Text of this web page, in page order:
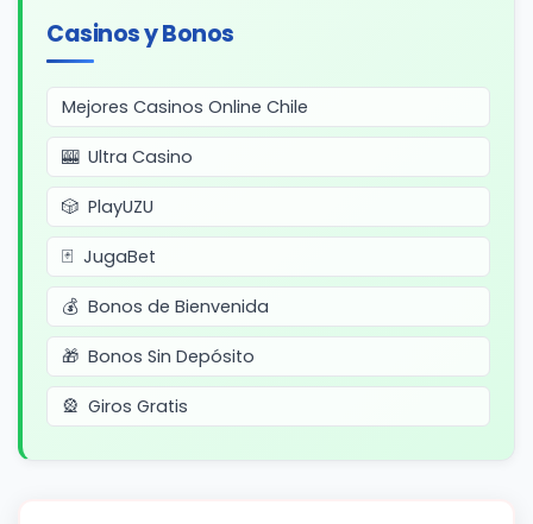
Casinos y Bonos
Mejores Casinos Online Chile
Ultra Casino
PlayUZU
JugaBet
Bonos de Bienvenida
Bonos Sin Depósito
Giros Gratis